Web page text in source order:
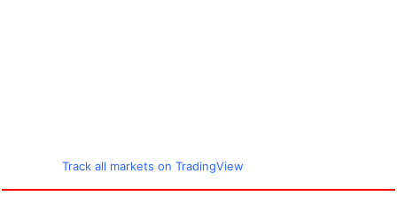
Track all markets on TradingView